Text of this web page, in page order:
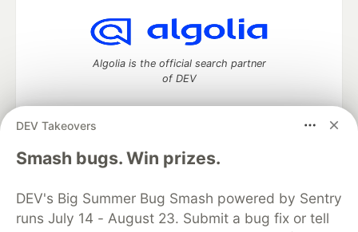
DEV Takeovers
Smash bugs. Win prizes.
DEV's Big Summer Bug Smash powered by Sentry
runs July 14 - August 23. Submit a bug fix or tell
Algolia is the official search partner
of DEV
DEV Community— A space to discuss and keep up software
development and manage your software career
DEV Education Tracks
DEV Help
Advertise on DEV
Organization Accounts
DEV Showcase About
Contact